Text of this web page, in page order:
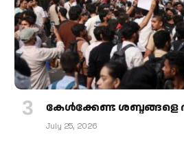
കേള്‍ക്കേണ്ട ശബ്ദങ്ങളെ
July 25, 2026